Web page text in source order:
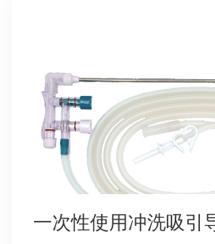
一次性使用冲洗吸引